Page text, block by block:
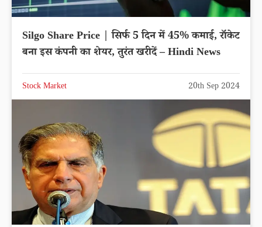
Silgo Share Price | सिर्फ 5 दिन में 45% कमाई, रॉकेट
बना इस कंपनी का शेयर, तुरंत खरीदें – Hindi News
Stock Market 20th Sep 2024